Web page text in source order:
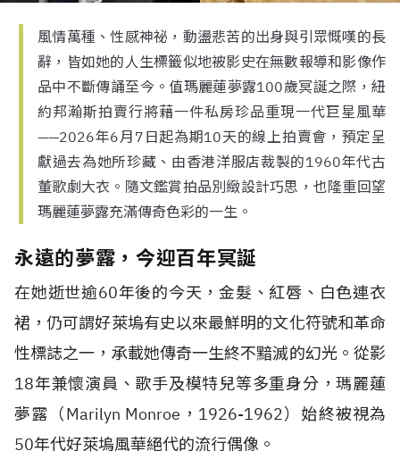
風情萬種、性感神祕，動盪悲苦的出身與引眾慨嘆的長
辭，皆如她的人生標籤似地被影史在無數報導和影像作
品中不斷傳誦至今。值瑪麗蓮夢露100歲冥誕之際，紐
約邦瀚斯拍賣行將藉一件私房珍品重現一代巨星風華
——2026年6月7日起為期10天的線上拍賣會，預定呈
獻過去為她所珍藏、由香港洋服店裁製的1960年代古
董歌劇大衣。隨文鑑賞拍品別緻設計巧思，也隆重回望
瑪麗蓮夢露充滿傳奇色彩的一生。
永遠的夢露，今迎百年冥誕
在她逝世逾60年後的今天，金髮、紅唇、白色連衣
裙，仍可謂好萊塢有史以來最鮮明的文化符號和革命
性標誌之一，承載她傳奇一生終不黯滅的幻光。從影
18年兼懷演員、歌手及模特兒等多重身分，瑪麗蓮
夢露（Marilyn Monroe，1926-1962）始終被視為
50年代好萊塢風華絕代的流行偶像。